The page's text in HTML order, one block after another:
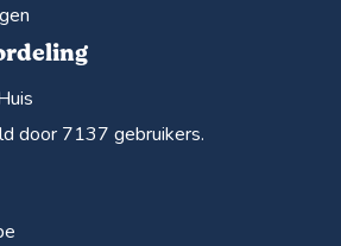
door 7137 gebruikers.